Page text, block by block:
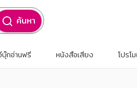
ค้นหา
บุ๊กอ่านฟรี หนังสือเสียง โปรโ